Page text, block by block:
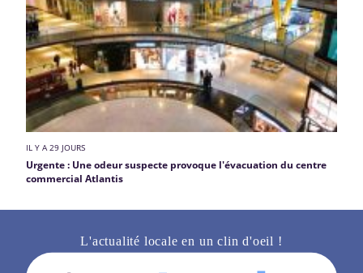
IL Y A 29 JOURS
Urgente : Une odeur suspecte provoque l'évacuation du centre
commercial Atlantis
L'actualité locale en un clin d'oeil !